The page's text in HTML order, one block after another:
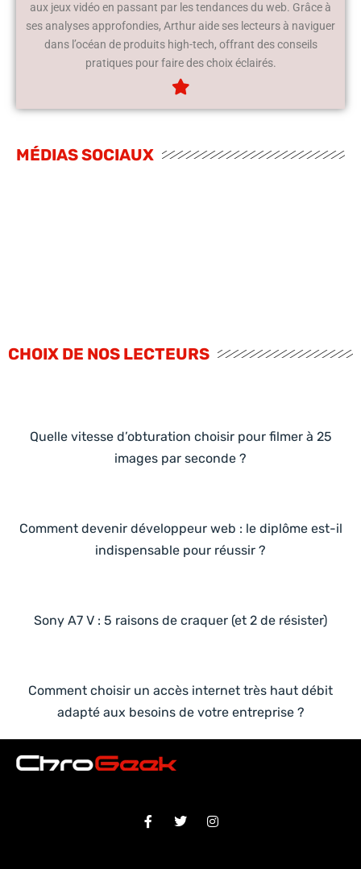
aux jeux vidéo en passant par les tendances du web. Grâce à
ses analyses approfondies, Arthur aide ses lecteurs à naviguer
dans l’océan de produits high-tech, offrant des conseils
pratiques pour faire des choix éclairés.
MÉDIAS SOCIAUX
CHOIX DE NOS LECTEURS
Quelle vitesse d’obturation choisir pour filmer à 25
images par seconde ?
Comment devenir développeur web : le diplôme est-il
indispensable pour réussir ?
Sony A7 V : 5 raisons de craquer (et 2 de résister)
Comment choisir un accès internet très haut débit
adapté aux besoins de votre entreprise ?